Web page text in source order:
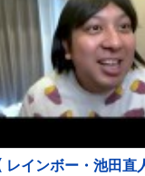
レインボー・池田